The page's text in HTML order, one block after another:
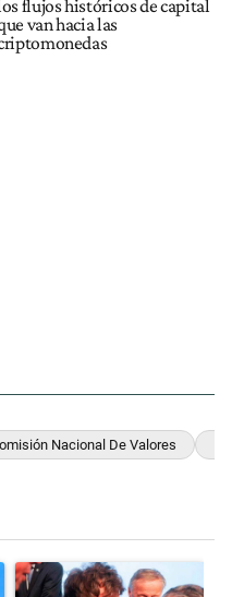
flujos históricos de capital
van hacia las
Nacional De Valores
título "El Banco Central no
Un artículo de tendencia con